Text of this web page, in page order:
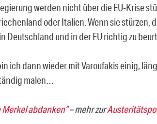
werden nicht über die EU-Krise
oder Italien. Wenn sie stürzen,
Deutschland und in der EU richtig zu
ich dann wieder mit Varoufakis einig,
malen…
Merkel abdanken”– mehr zur